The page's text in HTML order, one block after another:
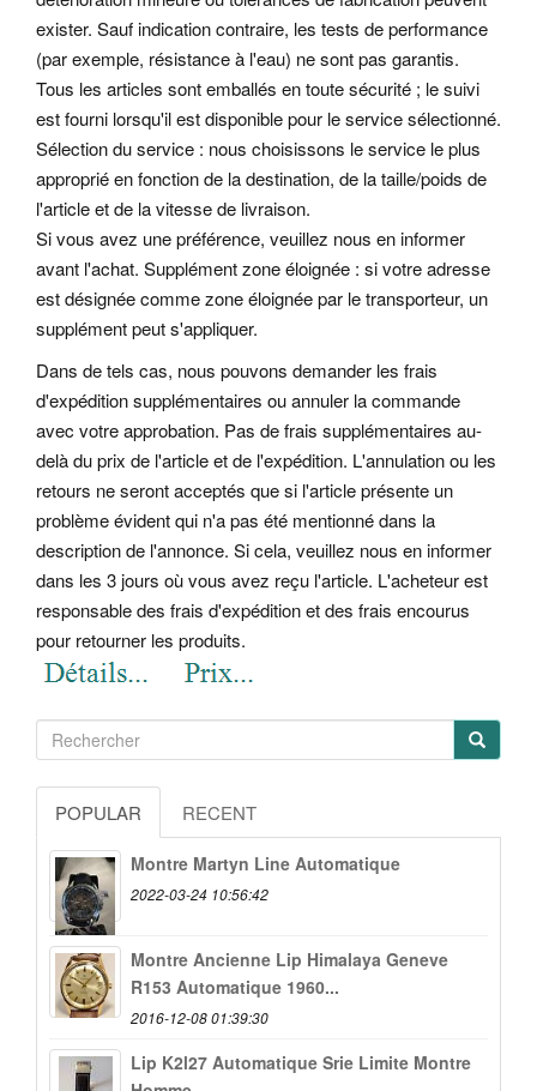
exister. Sauf indication contraire, les tests de performance
(par exemple, résistance à l'eau) ne sont pas garantis.
Tous les articles sont emballés en toute sécurité ; le suivi
est fourni lorsqu'il est disponible pour le service sélectionné.
Sélection du service : nous choisissons le service le plus
approprié en fonction de la destination, de la taille/poids de
l'article et de la vitesse de livraison.
Si vous avez une préférence, veuillez nous en informer
avant l'achat. Supplément zone éloignée : si votre adresse
est désignée comme zone éloignée par le transporteur, un
supplément peut s'appliquer.
Dans de tels cas, nous pouvons demander les frais
d'expédition supplémentaires ou annuler la commande
avec votre approbation. Pas de frais supplémentaires au-
delà du prix de l'article et de l'expédition. L'annulation ou les
retours ne seront acceptés que si l'article présente un
problème évident qui n'a pas été mentionné dans la
description de l'annonce. Si cela, veuillez nous en informer
dans les 3 jours où vous avez reçu l'article. L'acheteur est
responsable des frais d'expédition et des frais encourus
pour retourner les produits.
POPULAR RECENT
Montre Martyn Line Automatique
2022-03-24 10:56:42
Montre Ancienne Lip Himalaya Geneve
R153 Automatique 1960...
2016-12-08 01:39:30
Lip K2l27 Automatique Srie Limite Montre